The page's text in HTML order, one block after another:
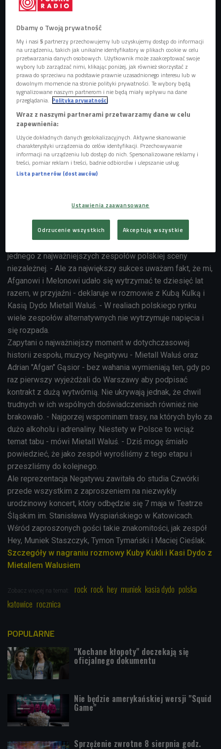
AUDIO 1 plik
 09'07
Mietall Waluś i Adrian "Afgan" Gąsior o dziesięcioleciu
zespołu Negatyw
jednego z najważniejszych zespołów polskiej sceny
niezależnej. - Ale za największy sukces uważam fakt, że mi,
Afganowi i Melonowi udało się wytrzymać te dziesięć lat
razem, w przyjaźni - deklaruje w rozmowie z Kubą Kulką i
Kasią Dydo Mietall Waluś. - W realiach polskiego rynku
wiele zespołów alternatywnych nie wytrzymuje napięcia i
się rozpada.
Zapytani o najważniejszy moment w dotychczasowej
historii zespołu, muzycy Negatywu - Mietall Waluś oraz
Adrian "Afgan" Gąsior - bez wahania wymieniają ten, gdy po
raz pierwszy wyjeżdżali do Warszawy aby podpisać
kontrakt z dużą wytwórnią. Nie ukrywają jednak, że chwil
trudnych w ich wspólnych doświadczeniach również nie
brakowało. - Najgorzej wspominam trasy, na których było za
dużo alkoholu i adrenaliny. Niestety w Polsce to wciąż
temat tabu - mówi Mietall Waluś. - Dziś mogę śmiało
powiedzieć, że jako zespół wyrośliśmy z tego etapu i
przeszliśmy do kolejnego.
Ale reprezentacja Negatywu zawitała do studia Czwórki
przede wszystkim z zaproszeniem na niezwykły
urodzinowy koncert, który odbędzie się 7 maja w Teatrze
Śląskim im. Stanisława Wyspiańskiego w Katowicach.
Wśród zaproszonych gości takie znakomitości, jak zespół
Hey, Muniek Staszczyk, Tymon Tymański i Maciej Cieślak.
Szczegóły w nagraniu rozmowy Kuby Kukli i Kasi Dydo z
Mietallem Walusiem
Zobacz więcej na temat: rock rock hey muniek kasia dydo polska
katowice rocznica
POPULARNE
"Kochane kłopoty" doczekają się
oficjalnego dokumentu
Nie będzie amerykańskiej wersji "Squid
Game"
Sprzężenie zwrotne 8 sierpnia godz.
Dbamy o Twoją prywatność
My i nasi5 partnerzy przechowujemy lub uzyskujemy dostęp do informacji
na urządzeniu, takich jak unikalne identyfikatory w plikach cookie w celu
przetwarzania danych osobowych. Użytkownik może zaakceptować swoje
wybory lub zarządzać nimi, klikając poniżej, jak również skorzystać z
prawa do sprzeciwu na podstawie prawnie uzasadnionego interesu lub w
dowolnym momencie na stronie polityki prywatności. Te wybory będą
sygnalizowane naszym partnerom i nie będą miały wpływu na dane
przeglądania. Polityka prywatności
Wraz z naszymi partnerami przetwarzamy dane w celu
zapewnienia:
Użycie dokładnych danych geolokalizacyjnych. Aktywne skanowanie
charakterystyki urządzenia do celów identyfikacji. Przechowywanie
informacji na urządzeniu lub dostęp do nich. Spersonalizowane reklamy i
treści, pomiar reklam i treści, badnie odbiorców i ulepszanie usług.
Lista partnerów (dostawców)
Ustawienia zaawansowane
Odrzucenie wszystkich Akceptuję wszystkie